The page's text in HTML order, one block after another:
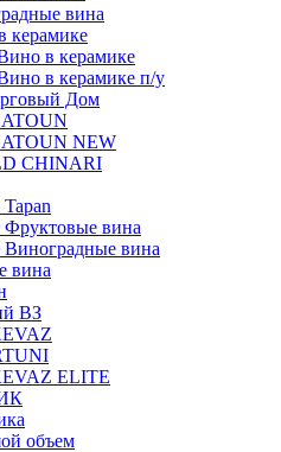
вина
керамике
в керамике
в керамике п/у
Дом
NEW
CHINARI
Фруктовые вина
Виноградные вина
вина
ВЗ
ELITE
объем